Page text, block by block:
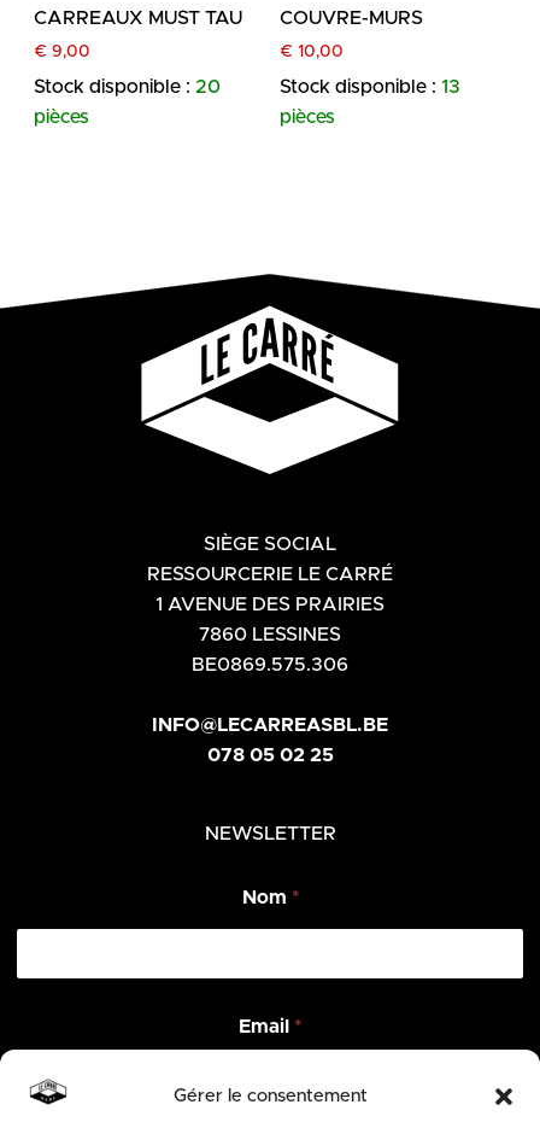
Gérer le consentement
CARREAUX MUST TAU
€ 9,00
Stock disponible : 20
pièces
COUVRE-MURS
€ 10,00
Stock disponible : 13
pièces
SIÈGE SOCIAL
RESSOURCERIE LE CARRÉ
1 AVENUE DES PRAIRIES
7860 LESSINES
BE0869.575.306
INFO@LECARREASBL.BE
078 05 02 25
NEWSLETTER
N
o
m
Nom *
Email *